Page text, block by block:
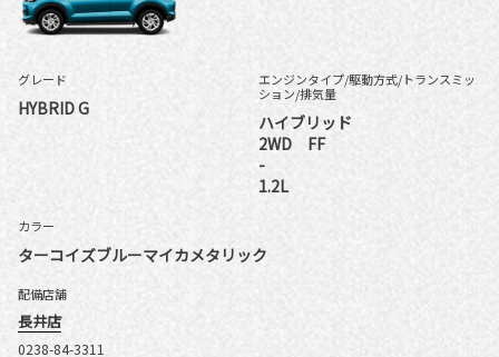
グレード
HYBRID G
エンジンタイプ/駆動方式/トランスミッ
ション/排気量
ハイブリッド
2WD FF
-
1.2L
カラー
ターコイズブルーマイカメタリック
配備店舗
長井店
0238-84-3311